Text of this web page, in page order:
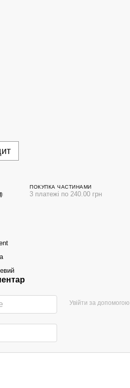
ПОКУПКА ЧАСТИНАМИ
3 платежі по 240.00 грн
Увійти за допомогою